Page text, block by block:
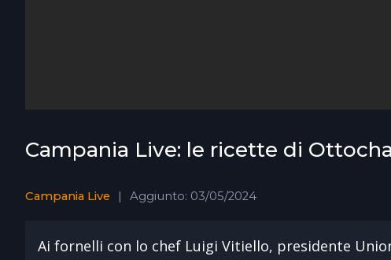
Campania Live: le ricette di
Campania Live Aggiunto: 03/05/2024
Ai fornelli con lo chef Luigi Vitiello, presidente